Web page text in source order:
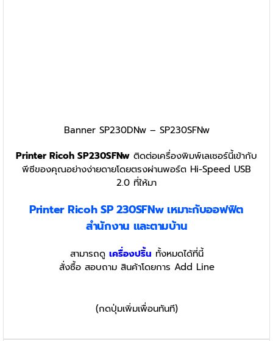
Banner SP230DNw – SP230SFNw
Printer Ricoh SP230SFNw ติดต่อเครื่องพิมพ์เลเซอร์นี้เข้ากับ
พีซีของคุณอย่างง่ายดายโดยตรงผ่านพอร์ต Hi-Speed USB
2.0 ที่ให้มา
Printer Ricoh SP 230SFNw เหมาะกับออฟฟิต
สำนักงาน และตามบ้าน
สามารถดู เครื่องปริ้น ทั้งหมดได้ที่นี้
สั่งซื้อ สอบถาม สินค้าโดยการ Add Line
(กดปุ่มเพิ่มเพื่อนทันที)